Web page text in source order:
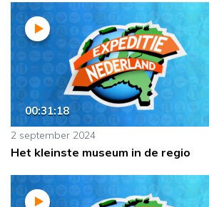
00:31:18
2 september 2024
Het kleinste museum in de regio